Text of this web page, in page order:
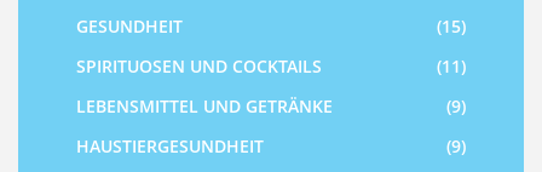
GESUNDHEIT
(15)
SPIRITUOSEN UND COCKTAILS
(11)
LEBENSMITTEL UND GETRÄNKE
(9)
HAUSTIERGESUNDHEIT
(9)